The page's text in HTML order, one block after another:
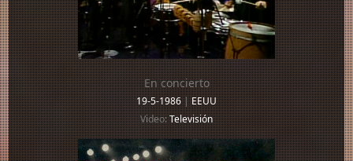
En concierto
19-5-1986|EEUU
Video:Televisión